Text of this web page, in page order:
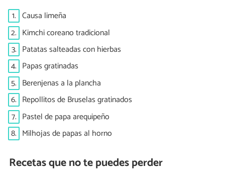
1. Causa limeña
2. Kimchi coreano tradicional
3. Patatas salteadas con hierbas
4. Papas gratinadas
5. Berenjenas a la plancha
6. Repollitos de Bruselas gratinados
7. Pastel de papa arequipeño
8. Milhojas de papas al horno
Recetas que no te puedes perder